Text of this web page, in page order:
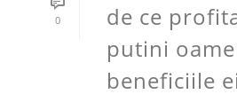
0
de ce
putini
beneficiile ei